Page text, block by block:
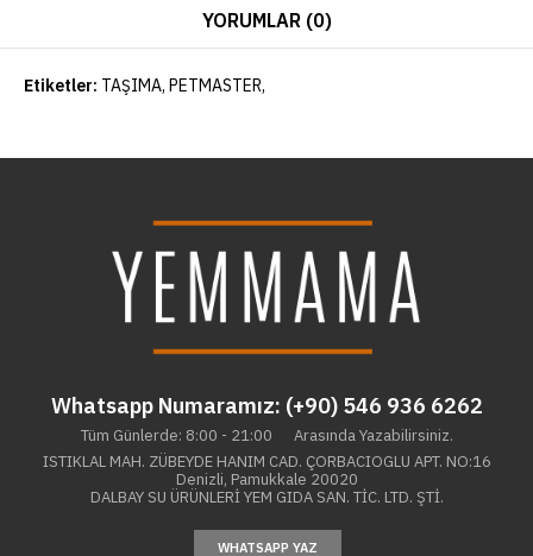
YORUMLAR (0)
Etiketler: TAŞIMA, PETMASTER,
Whatsapp Numaramız: (+90) 546 936 6262
Tüm Günlerde: 8:00 - 21:00 Arasında Yazabilirsiniz.
ISTIKLAL MAH. ZÜBEYDE HANIM CAD. ÇORBACIOGLU APT. NO:16
Denizli, Pamukkale 20020
DALBAY SU ÜRÜNLERİ YEM GIDA SAN. TİC. LTD. ŞTİ.
WHATSAPP YAZ